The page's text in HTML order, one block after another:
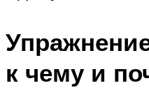
к чему и